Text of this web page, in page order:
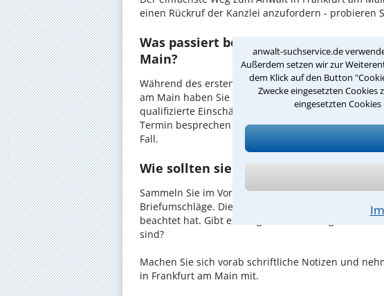
anwalt-suchservice.de
Außerdem setzen wir zur
dem Klick auf den Button
Zwecke eingesetzten
eingesetzten
einen Rückruf der Kanzlei anzufordern - probieren
Was passiert beim anwaltlichen
Main?
Während des ersten Gesprächs mit Ihrem
am Main haben Sie die Möglichkeit, in Ruhe den
qualifizierte Einschätzung zu Ihrem Fall und Ihren
Termin besprechen Sie dann mit Ihrem Anwalt
Fall.
Wie sollten sie Sich auf den Termin
Sammeln Sie im Vorfeld alle Unterlagen wie z.B.
Briefumschläge. Diese könnten mitunter
beachtet hat. Gibt es Zeugen oder wichtige
sind?
Machen Sie sich vorab schriftliche Notizen und
in Frankfurt am Main mit.